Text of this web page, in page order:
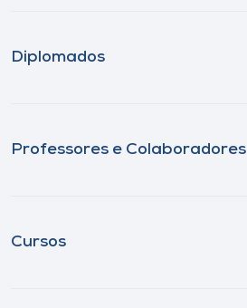
Diplomados
Professores e Colaboradores
Cursos